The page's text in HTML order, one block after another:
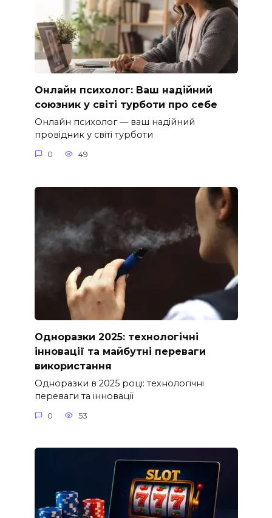
Онлайн психолог: Ваш надійний
союзник у світі турботи про себе
Онлайн психолог — ваш надійний
провідник у світі турботи
0 49
Одноразки 2025: технологічні
інновації та майбутні переваги
використання
Одноразки в 2025 році: технологічні
переваги та інновації
0 53